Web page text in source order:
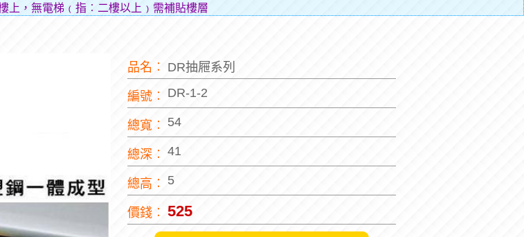
電梯﹙指︰二樓以上﹚需補貼樓層費用（貼補搬運
品名︰ DR抽屜系列
編號︰ DR-1-2
總寬︰ 54
總深︰ 41
總高︰ 5
價錢︰ 525